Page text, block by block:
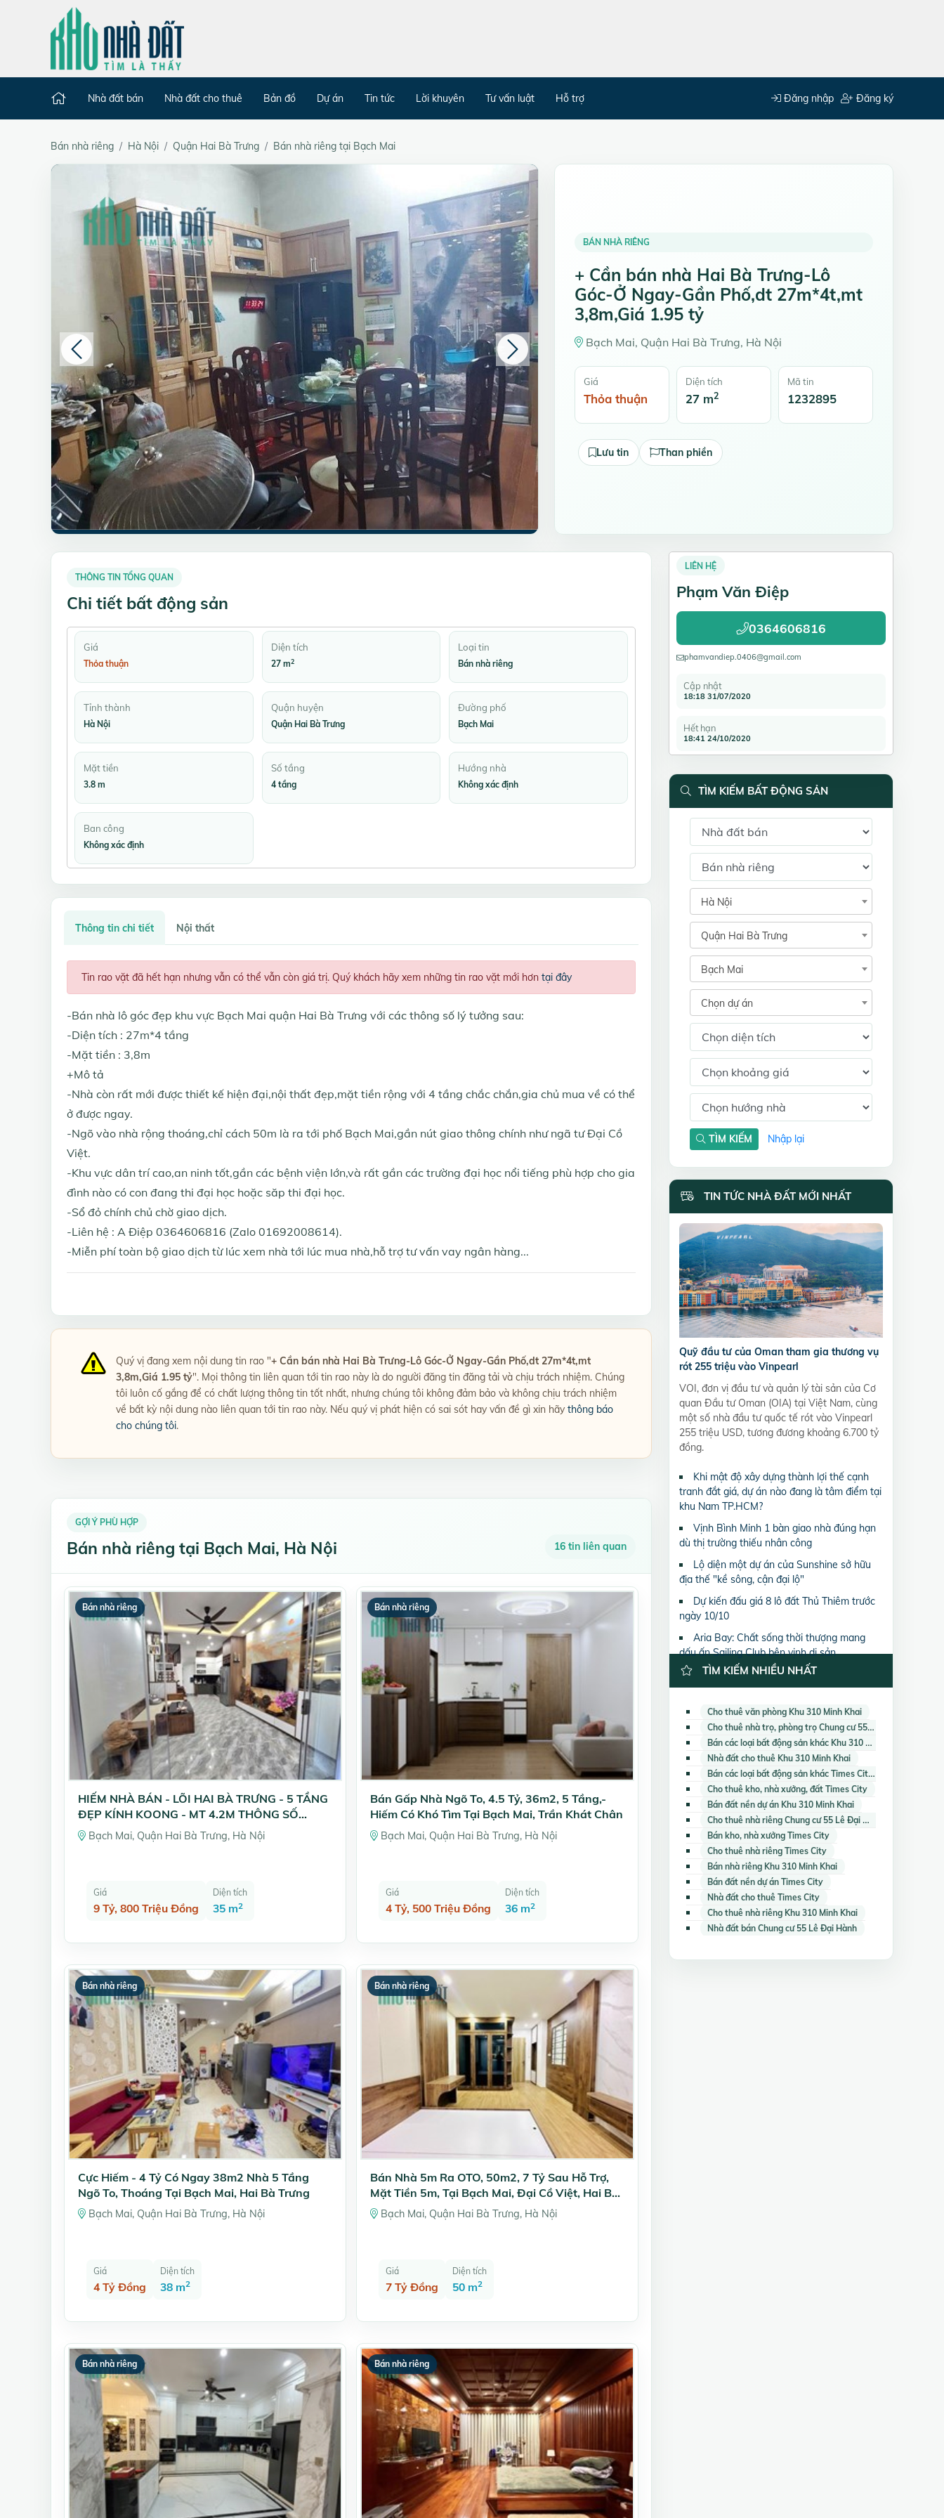
Nhà đất bán Nhà đất cho thuê Bản đồ Dự án Tin tức Lời khuyên Tư vấn luật Hỗ trợ Đăng nhập Đăng ký
Bán nhà riêng Hà Nội Quận Hai Bà Trưng Bán nhà riêng tại Bạch Mai
BÁN NHÀ RIÊNG
+ Cần bán nhà Hai Bà Trưng-Lô
Góc-Ở Ngay-Gần Phố,dt 27m*4t,mt
3,8m,Giá 1.95 tỷ
Bạch Mai, Quận Hai Bà Trưng, Hà Nội
Giá
Thỏa thuận
Diện tích
27 m2
Mã tin
1232895
Lưu tin Than phiền
THÔNG TIN TỔNG QUAN
Chi tiết bất động sản
Giá
Thỏa thuận
Diện tích
27 m2
Loại tin
Bán nhà riêng
Tỉnh thành
Hà Nội
Quận huyện
Quận Hai Bà Trưng
Đường phố
Bạch Mai
Mặt tiền
3.8 m
Số tầng
4 tầng
Hướng nhà
Không xác định
Ban công
Không xác định
Thông tin chi tiết Nội thất
Tin rao vặt đã hết hạn nhưng vẫn có thể vẫn còn giá trị. Quý khách hãy xem những tin rao vặt mới hơn tại đây
-Bán nhà lô góc đẹp khu vực Bạch Mai quận Hai Bà Trưng với các thông số lý tưởng sau:
-Diện tích : 27m*4 tầng
-Mặt tiền : 3,8m
+Mô tả
-Nhà còn rất mới được thiết kế hiện đại,nội thất đẹp,mặt tiền rộng với 4 tầng chắc chắn,gia chủ mua về có thể
ở được ngay.
-Ngõ vào nhà rộng thoáng,chỉ cách 50m là ra tới phố Bạch Mai,gần nút giao thông chính như ngã tư Đại Cồ
Việt.
-Khu vực dân trí cao,an ninh tốt,gần các bệnh viện lớn,và rất gần các trường đại học nổi tiếng phù hợp cho gia
đình nào có con đang thi đại học hoặc săp thi đại học.
-Sổ đỏ chính chủ chờ giao dịch.
-Liên hệ : A Điệp 0364606816 (Zalo 01692008614).
-Miễn phí toàn bộ giao dịch từ lúc xem nhà tới lúc mua nhà,hỗ trợ tư vấn vay ngân hàng...
Quý vị đang xem nội dung tin rao "+ Cần bán nhà Hai Bà Trưng-Lô Góc-Ở Ngay-Gần Phố,dt 27m*4t,mt
3,8m,Giá 1.95 tỷ". Mọi thông tin liên quan tới tin rao này là do người đăng tin đăng tải và chịu trách nhiệm. Chúng
tôi luôn cố gắng để có chất lượng thông tin tốt nhất, nhưng chúng tôi không đảm bảo và không chịu trách nhiệm
về bất kỳ nội dung nào liên quan tới tin rao này. Nếu quý vị phát hiện có sai sót hay vấn đề gì xin hãy thông báo
cho chúng tôi.
GỢI Ý PHÙ HỢP
Bán nhà riêng tại Bạch Mai, Hà Nội 16 tin liên quan
Bán nhà riêng
HIẾM NHÀ BÁN - LÕI HAI BÀ TRƯNG - 5 TẦNG
ĐẸP KÍNH KOONG - MT 4.2M THÔNG SỐ
VÀNG
Bạch Mai, Quận Hai Bà Trưng, Hà Nội
Giá
9 Tỷ, 800 Triệu Đồng
Diện tích
35 m2
Bán nhà riêng
Bán Gấp Nhà Ngõ To, 4.5 Tỷ, 36m2, 5 Tầng,-
Hiếm Có Khó Tìm Tại Bạch Mai, Trần Khát Chân
Bạch Mai, Quận Hai Bà Trưng, Hà Nội
Giá
4 Tỷ, 500 Triệu Đồng
Diện tích
36 m2
Bán nhà riêng
Cực Hiếm - 4 Tỷ Có Ngay 38m2 Nhà 5 Tầng
Ngõ To, Thoáng Tại Bạch Mai, Hai Bà Trưng
Bạch Mai, Quận Hai Bà Trưng, Hà Nội
Giá
4 Tỷ Đồng
Diện tích
38 m2
Bán nhà riêng
Bán Nhà 5m Ra OTO, 50m2, 7 Tỷ Sau Hỗ Trợ,
Mặt Tiền 5m, Tại Bạch Mai, Đại Cồ Việt, Hai Bà
Trưng
Bạch Mai, Quận Hai Bà Trưng, Hà Nội
Giá
7 Tỷ Đồng
Diện tích
50 m2
Bán nhà riêng Bán nhà riêng
LIÊN HỆ
Phạm Văn Điệp
0364606816
phamvandiep.0406@gmail.com
Cập nhật
18:18 31/07/2020
Hết hạn
18:41 24/10/2020
TÌM KIẾM BẤT ĐỘNG SẢN
Hà Nội
Quận Hai Bà Trưng
Bạch Mai
Chọn dự án
TÌM KIẾM Nhập lại
TIN TỨC NHÀ ĐẤT MỚI NHẤT
Quỹ đầu tư của Oman tham gia thương vụ
rót 255 triệu vào Vinpearl
VOI, đơn vị đầu tư và quản lý tài sản của Cơ
quan Đầu tư Oman (OIA) tại Việt Nam, cùng
một số nhà đầu tư quốc tế rót vào Vinpearl
255 triệu USD, tương đương khoảng 6.700 tỷ
đồng.
Khi mật độ xây dựng thành lợi thế cạnh
tranh đắt giá, dự án nào đang là tâm điểm tại
khu Nam TP.HCM?
Vịnh Bình Minh 1 bàn giao nhà đúng hạn
dù thị trường thiếu nhân công
Lộ diện một dự án của Sunshine sở hữu
địa thế "kề sông, cận đại lộ"
Dự kiến đấu giá 8 lô đất Thủ Thiêm trước
ngày 10/10
Aria Bay: Chất sống thời thượng mang
dấu ấn Sailing Club bên vịnh di sản
TÌM KIẾM NHIỀU NHẤT
Cho thuê văn phòng Khu 310 Minh Khai
Cho thuê nhà trọ, phòng trọ Chung cư 55 Lê Đại Hành
Bán các loại bất động sản khác Khu 310 Minh Khai
Nhà đất cho thuê Khu 310 Minh Khai
Bán các loại bất động sản khác Times City
Cho thuê kho, nhà xưởng, đất Times City
Bán đất nền dự án Khu 310 Minh Khai
Cho thuê nhà riêng Chung cư 55 Lê Đại Hành
Bán kho, nhà xưởng Times City
Cho thuê nhà riêng Times City
Bán nhà riêng Khu 310 Minh Khai
Bán đất nền dự án Times City
Nhà đất cho thuê Times City
Cho thuê nhà riêng Khu 310 Minh Khai
Nhà đất bán Chung cư 55 Lê Đại Hành